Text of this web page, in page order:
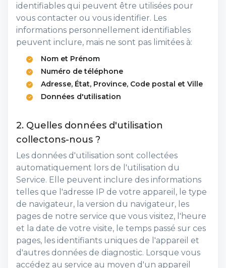
identifiables qui peuvent être utilisées pour
vous contacter ou vous identifier. Les
informations personnellement identifiables
peuvent inclure, mais ne sont pas limitées à:
Nom et Prénom
Numéro de téléphone
Adresse, État, Province, Code postal et Ville
Données d'utilisation
2. Quelles données d'utilisation
collectons-nous ?
Les données d'utilisation sont collectées
automatiquement lors de l'utilisation du
Service. Elle peuvent inclure des informations
telles que l'adresse IP de votre appareil, le type
de navigateur, la version du navigateur, les
pages de notre service que vous visitez, l'heure
et la date de votre visite, le temps passé sur ces
pages, les identifiants uniques de l'appareil et
d'autres données de diagnostic. Lorsque vous
accédez au service au moyen d'un appareil